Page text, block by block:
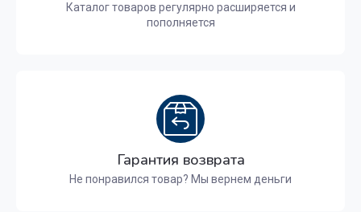
Каталог товаров регулярно расширяется и
пополняется
Гарантия возврата
Не понравился товар? Мы вернем деньги